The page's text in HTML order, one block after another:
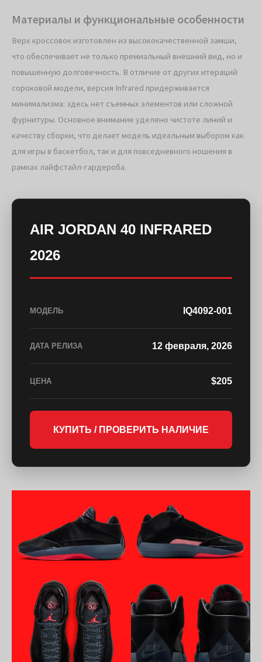
Материалы и функциональные особенности
Верх кроссовок изготовлен из высококачественной замши,
что обеспечивает не только премиальный внешний вид, но и
повышенную долговечность. В отличие от других итераций
сороковой модели, версия Infrared придерживается
минимализма: здесь нет съемных элементов или сложной
фурнитуры. Основное внимание уделено чистоте линий и
качеству сборки, что делает модель идеальным выбором как
для игры в баскетбол, так и для повседневного ношения в
рамках лайфстайл-гардероба.
AIR JORDAN 40 INFRARED
2026
МОДЕЛЬ IQ4092-001
ДАТА РЕЛИЗА 12 февраля, 2026
ЦЕНА $205
КУПИТЬ / ПРОВЕРИТЬ НАЛИЧИЕ